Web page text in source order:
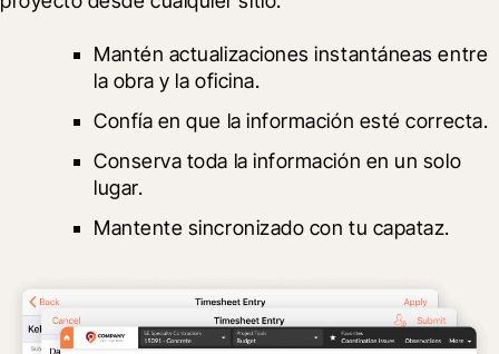
Mantén actualizaciones instantáneas entre
la obra y la oficina.
Confía en que la información esté correcta.
Conserva toda la información en un solo
lugar.
Mantente sincronizado con tu capataz.